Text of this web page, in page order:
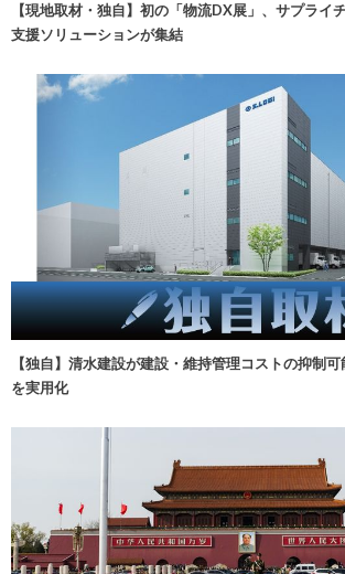
【現地取材・独自】初の「物流DX展」、サプライ
支援ソリューションが集結
【独自】清水建設が建設・維持管理コストの抑制
を実用化